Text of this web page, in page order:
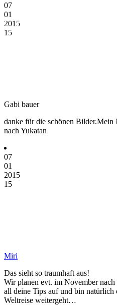
07
01
2015
15
Gabi bauer
danke für die schönen
nach Yukatan
07
01
2015
15
Miri
Das sieht so traumhaft aus!
Wir planen evt. im November
all deine Tips auf und bin natürlich
Weltreise weitergeht…